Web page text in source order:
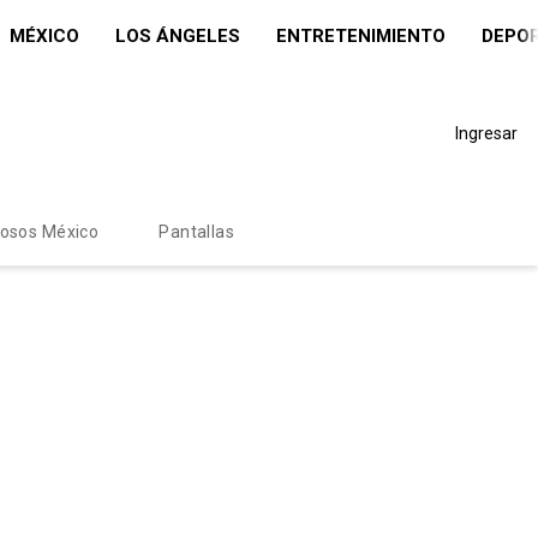
MÉXICO LOS ÁNGELES ENTRETENIMIENTO
Ingresar
México Pantallas